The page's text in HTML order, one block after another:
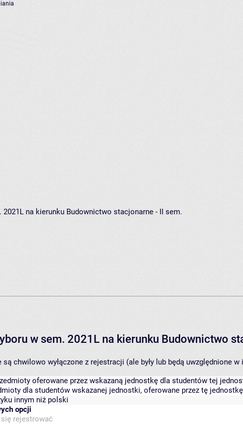
na kierunku Budownictwo stacjonarne - II sem.
w sem. 2021L na kierunku Budownictwo
chwilowo wyłączone z rejestracji (ale były lub będą uwzględnione w
oferowane przez wskazaną jednostkę dla studentów tej
dla studentów wskazanej jednostki, oferowane przez tę
innym niż polski
opcji
rejestrować